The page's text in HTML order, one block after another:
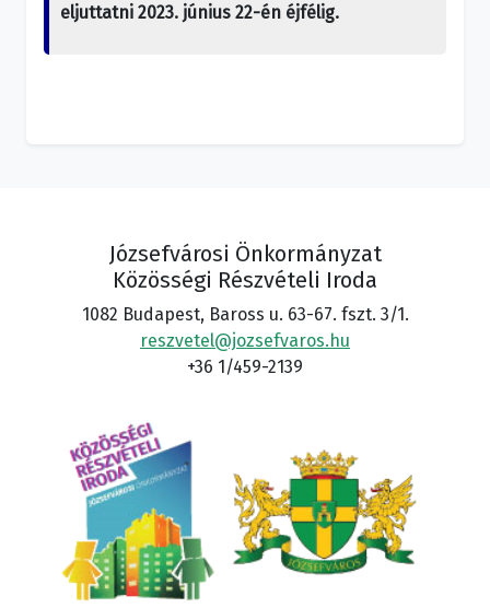
eljuttatni 2023. június 22-én éjfélig.
Józsefvárosi Önkormányzat
Közösségi Részvételi Iroda
1082 Budapest, Baross u. 63-67. fszt. 3/1.
reszvetel@jozsefvaros.hu
+36 1/459-2139